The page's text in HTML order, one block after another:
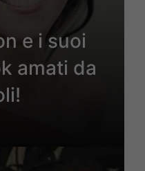
e i suoi
amati da